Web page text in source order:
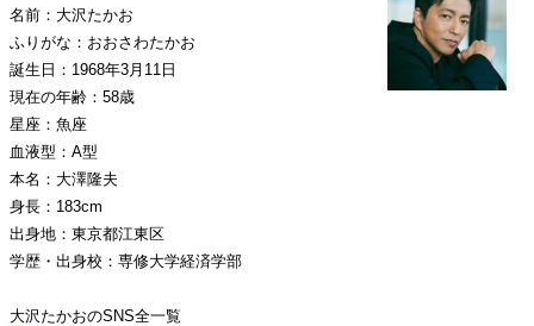
名前：大沢たかお
ふりがな：おおさわたかお
誕生日：1968年3月11日
現在の年齢：58歳
星座：魚座
血液型：A型
本名：大澤隆夫
身長：183cm
出身地：東京都江東区
学歴・出身校：専修大学経済学部
大沢たかおのSNS全一覧